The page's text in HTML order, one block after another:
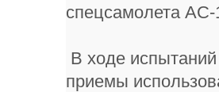
спецсамолета
В ходе
приемы